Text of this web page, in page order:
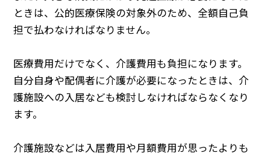
ときは、公的医療保険の対象外のため、全額自己負
担で払わなければなりません。
医療費用だけでなく、介護費用も負担になります。
自分自身や配偶者に介護が必要になったときは、介
護施設への入居なども検討しなければならなくなり
ます。
介護施設などは入居費用や月額費用が思ったよりも